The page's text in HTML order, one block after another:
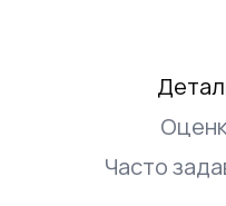
Часто